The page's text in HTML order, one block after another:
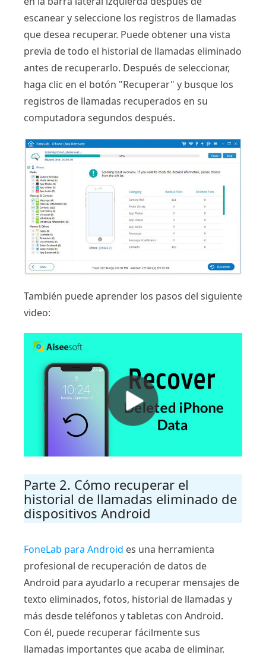
escanear y seleccione los registros de llamadas
que desea recuperar. Puede obtener una vista
previa de todo el historial de llamadas eliminado
antes de recuperarlo. Después de seleccionar,
haga clic en el botón "Recuperar" y busque los
registros de llamadas recuperados en su
computadora segundos después.
También puede aprender los pasos del siguiente
video:
Parte 2. Cómo recuperar el
historial de llamadas eliminado de
dispositivos Android
FoneLab para Android es una herramienta
profesional de recuperación de datos de
Android para ayudarlo a recuperar mensajes de
texto eliminados, fotos, historial de llamadas y
más desde teléfonos y tabletas con Android.
Con él, puede recuperar fácilmente sus
llamadas importantes que acaba de eliminar.